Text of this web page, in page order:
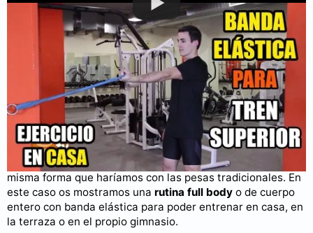
Puedes consultar más videos en nuestrocanal de YouTube.
Rutina full body con banda elástica
Con las bandas elásticas vamos a poder crear rutinas de la
misma forma que haríamos con las pesas tradicionales. En
este caso os mostramos una rutina full body o de cuerpo
entero con banda elástica para poder entrenar en casa, en
la terraza o en el propio gimnasio.